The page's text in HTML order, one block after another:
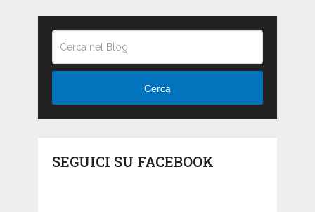
Cerca
SEGUICI SU FACEBOOK